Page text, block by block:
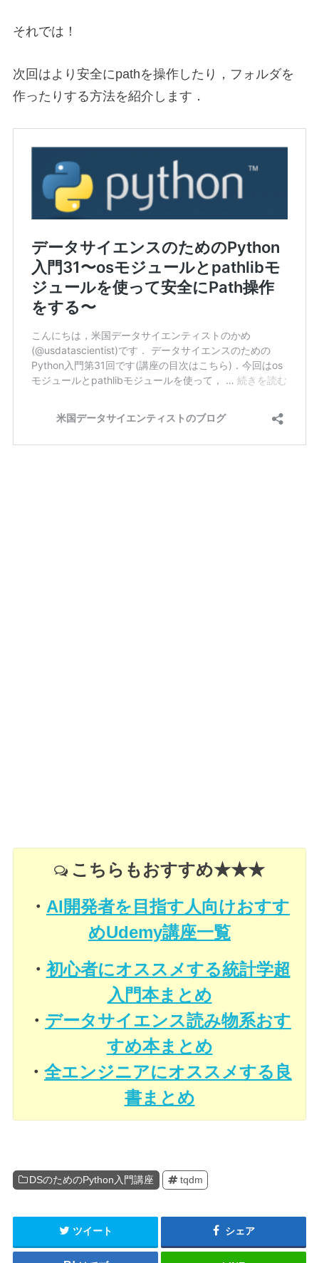
それでは！
次回はより安全にpathを操作したり，フォルダを
作ったりする方法を紹介します．
こちらもおすすめ★★★
・ AI開発者を目指す人向けおすす
めUdemy講座一覧
・ 初心者にオススメする統計学超
入門本まとめ
・ データサイエンス読み物系おす
すめ本まとめ
・ 全エンジニアにオススメする良
書まとめ
DSのためのPython入門講座 tqdm
ツイート シェア